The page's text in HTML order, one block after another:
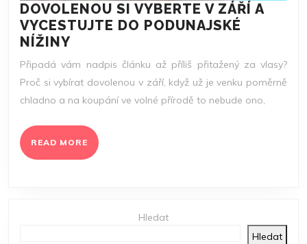
DOVOLENOU SI VYBERTE V ZÁŘÍ A
VYCESTUJTE DO PODUNAJSKÉ
NÍŽINYDOVOLENOU
SI
VYBERTE
V
ZÁŘÍ
A
VYCESTUJTE
DO
Připadá vám nadpis článku až příliš přitažený za vlasy?
Proč si vybírat dovolenou v září, když už je venku poměrně
chladno a na koupání ve volné přírodě to nebude ono,
READ MORE READ
MORE
Hledat
Hledat